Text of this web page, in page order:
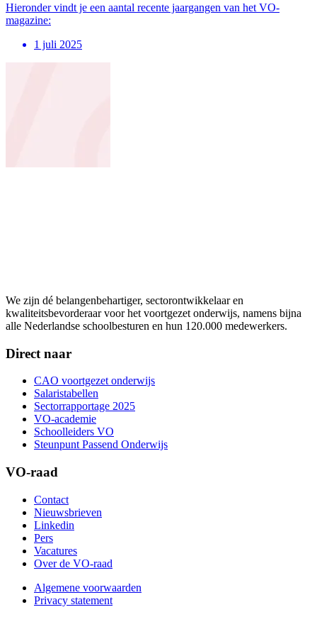
Hieronder vindt je een aantal recente jaargangen van het VO-
magazine:
1 juli 2025
We zijn dé belangenbehartiger, sectorontwikkelaar en
kwaliteitsbevorderaar voor het voortgezet onderwijs, namens bijna
alle Nederlandse schoolbesturen en hun 120.000 medewerkers.
Direct naar
CAO voortgezet onderwijs
Salaristabellen
Sectorrapportage 2025
VO-academie
Schoolleiders VO
Steunpunt Passend Onderwijs
VO-raad
Contact
Nieuwsbrieven
Linkedin
Pers
Vacatures
Over de VO-raad
Algemene voorwaarden
Privacy statement